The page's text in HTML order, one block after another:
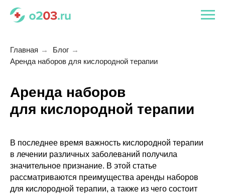
Главная → Блог →
Аренда наборов для кислородной терапии
Аренда наборов
для кислородной терапии
В последнее время важность кислородной терапии
в лечении различных заболеваний получила
значительное признание. В этой статье
рассматриваются преимущества аренды наборов
для кислородной терапии, а также из чего состоит